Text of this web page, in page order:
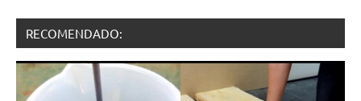
RECOMENDADO: